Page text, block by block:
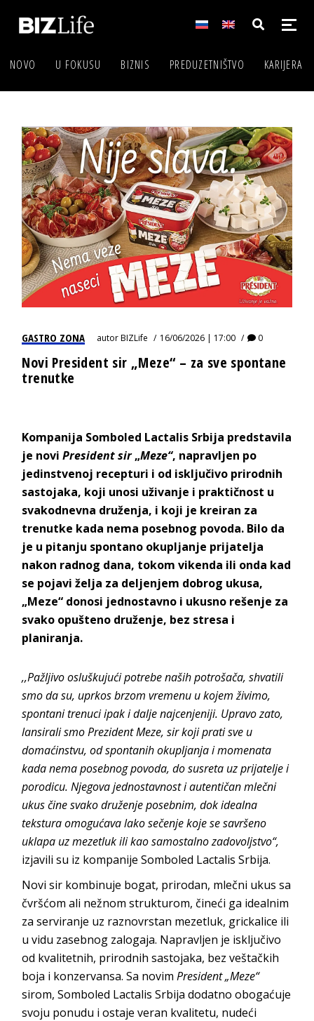
NOVO U FOKUSU BIZNIS PREDUZETNIŠTVO KARIJERA
GASTRO ZONA autorBIZLife 16/06/2026 | 17:00 0
Novi President sir „Meze“ – za sve spontane
trenutke
Kompanija Somboled Lactalis Srbija predstavila
je noviPresident sir„Meze“, napravljen po
jedinstvenoj recepturi i od isključivo prirodnih
sastojaka, koji unosi uživanje i praktičnost u
svakodnevna druženja, i koji je kreiran za
trenutke kada nema posebnog povoda. Bilo da
je u pitanju spontano okupljanje prijatelja
nakon radnog dana, tokom vikenda ili onda kad
se pojavi želja za deljenjem dobrog ukusa,
„Meze“ donosi jednostavno i ukusno rešenje za
svako opušteno druženje, bez stresa i
planiranja.
,,Pažljivo osluškujući potrebe naših potrošača, shvatili
smo da su, uprkos brzom vremenu u kojem živimo,
spontani trenuci ipak i dalje najcenjeniji. Upravo zato,
lansirali smo Prezident Meze, sir koji prati sve u
domaćinstvu, od spontanih okupljanja i momenata
kada nema posebnog povoda, do susreta uz prijatelje i
porodicu. Njegova jednostavnost i autentičan mlečni
ukus čine svako druženje posebnim, dok idealna
tekstura omogućava lako sečenje koje se savršeno
uklapa uz mezetluk ili kao samostalno zadovoljstvo“,
izjavili su iz kompanije Somboled Lactalis Srbija.
Novi sir kombinuje bogat, prirodan, mlečni ukus sa
čvršćom ali nežnom strukturom, čineći ga idealnim
za serviranje uz raznovrstan mezetluk, grickalice ili
u vidu zasebnog zalogaja. Napravljen je isključivo
od kvalitetnih, prirodnih sastojaka, bez veštačkih
boja i konzervansa. Sa novimPresident „Meze“
sirom, Somboled Lactalis Srbija dodatno obogaćuje
svoju ponudu i ostaje veran kvalitetu, nudeći